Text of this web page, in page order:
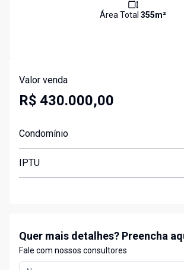
Área Total 355m²
Valor venda
R$ 430.000,00
Condomínio
IPTU
Quer mais detalhes? Preencha
Fale com nossos consultores